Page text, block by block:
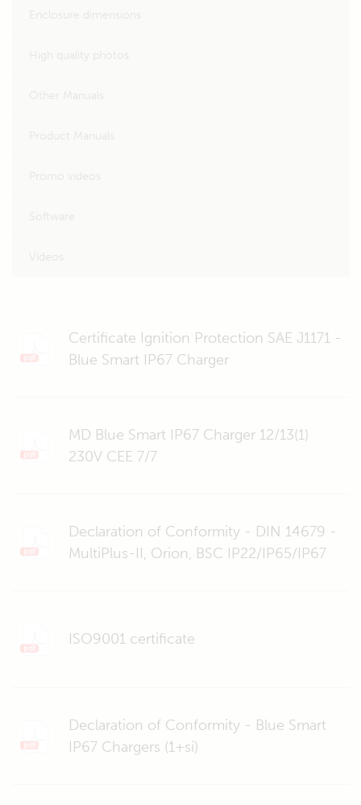
Certificate Ignition Protection SAE J1171 -
Blue Smart IP67 Charger
MD Blue Smart IP67 Charger 12/13(1)
230V CEE 7/7
Declaration of Conformity - DIN 14679 -
MultiPlus-II, Orion, BSC IP22/IP65/IP67
ISO9001 certificate
Declaration of Conformity - Blue Smart
IP67 Chargers (1+si)